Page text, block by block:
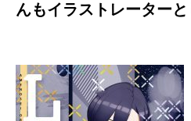
んもイラストレーター